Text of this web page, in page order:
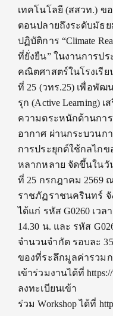
เทคโนโลยี (สสวท.)
ตอนปลายถึงระดับมัธ
ปฏิบัติการ “Climate
ที่ยั่งยืน” ในงานการป
คณิตศาสตร์ในโรงเรีย
ที่ 25 (วทร.25) เพื่อพัฒ
รุก (Active Learning)
ความตระหนักด้านกา
อากาศ ผ่านกระบวนกา
การประยุกต์ใช้กลไกข
หลากหลาย จัดขึ้นในวั
ที่ 25 กรกฎาคม 2569
ราชภัฏราชนครินทร์ จั
ได้แก่ รหัส G0260 เวลา
14.30 น. และ รหัส
จำนวนจำกัด รอบละ
ของที่ระลึกมูลค่ารวมก
เข้าร่วมงานได้ที่ https://
ลงทะเบียนเข้า
ร่วม Workshop ได้ที่